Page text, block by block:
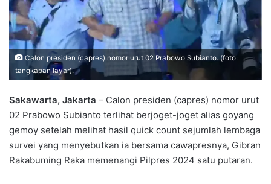
Calon presiden (capres) nomor urut 02 Prabowo Subianto. (foto:
tangkapan layar).
Sakawarta, Jakarta – Calon presiden (capres) nomor urut
02 Prabowo Subianto terlihat berjoget-joget alias goyang
gemoy setelah melihat hasil quick count sejumlah lembaga
survei yang menyebutkan ia bersama cawapresnya, Gibran
Rakabuming Raka memenangi Pilpres 2024 satu putaran.